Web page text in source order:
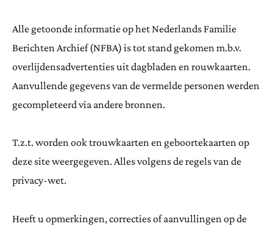
Alle getoonde informatie op het Nederlands Familie
Berichten Archief (NFBA) is tot stand gekomen m.b.v.
overlijdensadvertenties uit dagbladen en rouwkaarten.
Aanvullende gegevens van de vermelde personen werden
gecompleteerd via andere bronnen.
T.z.t. worden ook trouwkaarten en geboortekaarten op
deze site weergegeven. Alles volgens de regels van de
privacy-wet.
Heeft u opmerkingen, correcties of aanvullingen op de